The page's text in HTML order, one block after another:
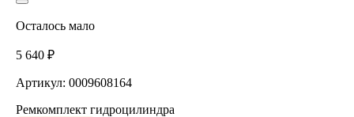
Осталось мало
5 640 ₽
Артикул: 0009608164
Ремкомплект гидроцилиндра